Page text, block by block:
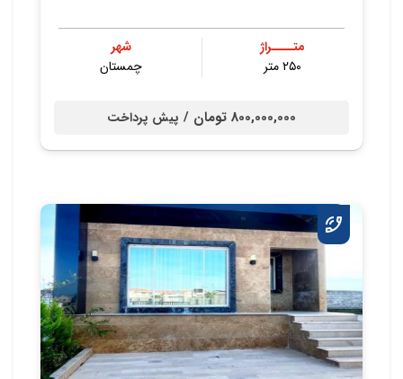
متــــراژ
۲۵۰ متر
شهر
چمستان
800,000,000 تومان / پیش پرداخت